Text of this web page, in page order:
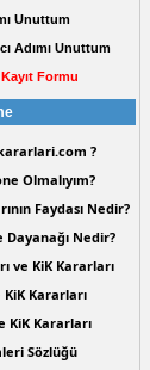
Unuttum
Adımı Unuttum
Formu
?
Olmalıyım?
Faydası Nedir?
Dayanağı Nedir?
ve KiK Kararları
Kararları
KiK Kararları
Sözlüğü